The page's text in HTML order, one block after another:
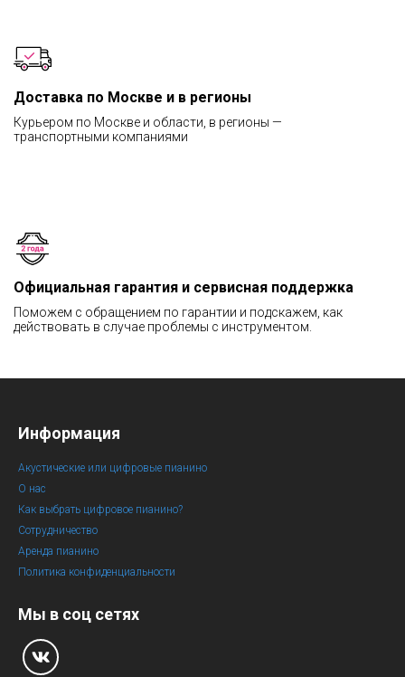
Доставка по Москве и в регионы
Курьером по Москве и области, в регионы —
транспортными компаниями
Официальная гарантия и сервисная поддержка
Поможем с обращением по гарантии и подскажем, как
действовать в случае проблемы с инструментом.
Информация
Акустические или цифровые пианино
О нас
Как выбрать цифровое пианино?
Сотрудничество
Аренда пианино
Политика конфиденциальности
Мы в соц сетях